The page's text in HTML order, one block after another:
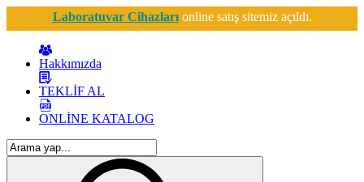
Laboratuvar Cihazlarıonline satış sitemiz açıldı.
Hakkımızda
TEKLİF AL
ONLİNE KATALOG